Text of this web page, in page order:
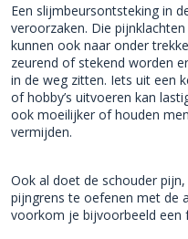
Een slijmbeursontsteking in
veroorzaken. Die
kunnen ook naar onder
zeurend of stekend worden
in de weg zitten. Iets uit een
of hobby’s uitvoeren kan
ook moeilijker of houden
vermijden.
Ook al doet de schouder
pijngrens te oefenen met de
voorkom je bijvoorbeeld een